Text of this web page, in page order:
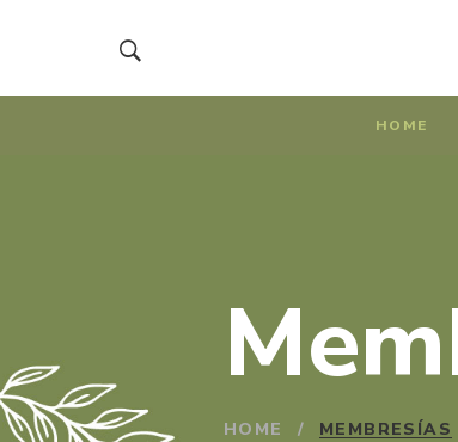
HOME
HOME / MEMBRESÍAS